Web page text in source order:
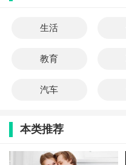
生活
教育
汽车
本类推荐